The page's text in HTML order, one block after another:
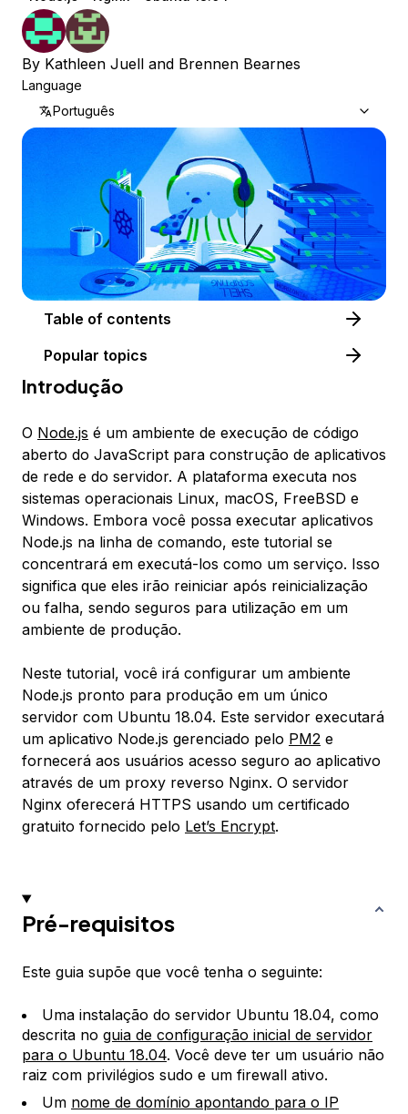
By Kathleen Juell and Brennen Bearnes
Language
Português
Table of contents
Popular topics
Introdução
O Node.js é um ambiente de execução de código
aberto do JavaScript para construção de aplicativos
de rede e do servidor. A plataforma executa nos
sistemas operacionais Linux, macOS, FreeBSD e
Windows. Embora você possa executar aplicativos
Node.js na linha de comando, este tutorial se
concentrará em executá-los como um serviço. Isso
significa que eles irão reiniciar após reinicialização
ou falha, sendo seguros para utilização em um
ambiente de produção.
Neste tutorial, você irá configurar um ambiente
Node.js pronto para produção em um único
servidor com Ubuntu 18.04. Este servidor executará
um aplicativo Node.js gerenciado pelo PM2 e
fornecerá aos usuários acesso seguro ao aplicativo
através de um proxy reverso Nginx. O servidor
Nginx oferecerá HTTPS usando um certificado
gratuito fornecido pelo Let’s Encrypt.
Pré-requisitos
Este guia supõe que você tenha o seguinte:
Uma instalação do servidor Ubuntu 18.04, como
descrita no guia de configuração inicial de servidor
para o Ubuntu 18.04. Você deve ter um usuário não
raiz com privilégios sudo e um firewall ativo.
Um nome de domínio apontando para o IP